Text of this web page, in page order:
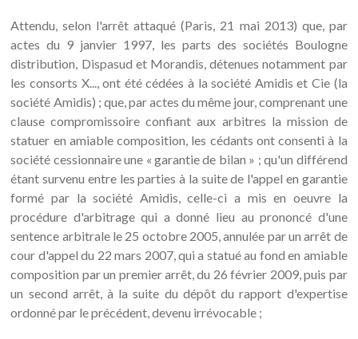
Attendu, selon l'arrêt attaqué (Paris, 21 mai 2013) que, par
actes du 9 janvier 1997, les parts des sociétés Boulogne
distribution, Dispasud et Morandis, détenues notamment par
les consorts X..., ont été cédées à la société Amidis et Cie (la
société Amidis) ; que, par actes du même jour, comprenant une
clause compromissoire confiant aux arbitres la mission de
statuer en amiable composition, les cédants ont consenti à la
société cessionnaire une « garantie de bilan » ; qu'un différend
étant survenu entre les parties à la suite de l'appel en garantie
formé par la société Amidis, celle-ci a mis en oeuvre la
procédure d'arbitrage qui a donné lieu au prononcé d'une
sentence arbitrale le 25 octobre 2005, annulée par un arrêt de
cour d'appel du 22 mars 2007, qui a statué au fond en amiable
composition par un premier arrêt, du 26 février 2009, puis par
un second arrêt, à la suite du dépôt du rapport d'expertise
ordonné par le précédent, devenu irrévocable ;